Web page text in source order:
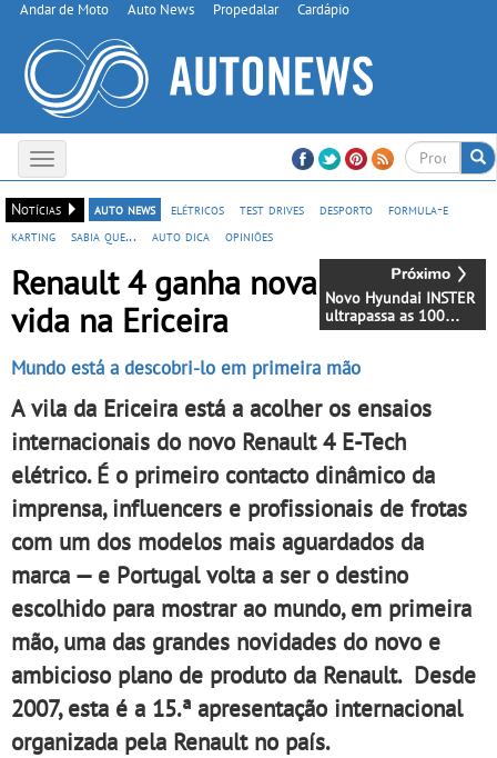
Andar de Moto Auto News Propedalar Cardápio
Toggle
navigation
Notícias
auto news elétricos test drives desporto
formula-e
karting
sabia que... auto dica opiniões
Novo Hyundai INSTER
ultrapassa as 100
unidades vendidas em
semanas
Renault 4 ganha nova
vida na Ericeira
Mundo está a descobri-lo em primeira mão
A vila da Ericeira está a acolher os ensaios
internacionais do novo Renault 4 E-Tech
elétrico. É o primeiro contacto dinâmico da
imprensa, influencers e profissionais de frotas
com um dos modelos mais aguardados da
marca — e Portugal volta a ser o destino
escolhido para mostrar ao mundo, em primeira
mão, uma das grandes novidades do novo e
ambicioso plano de produto da Renault. Desde
2007, esta é a 15.ª apresentação internacional
organizada pela Renault no país.